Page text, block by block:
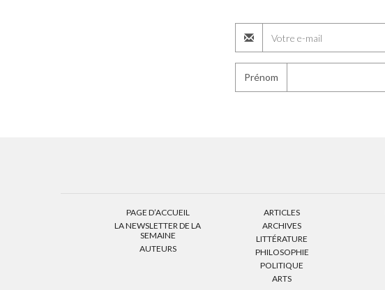
Prénom
PAGE D’ACCUEIL
LA NEWSLETTER DE LA
SEMAINE
AUTEURS
ARTICLES
ARCHIVES
LITTÉRATURE
PHILOSOPHIE
POLITIQUE
ARTS